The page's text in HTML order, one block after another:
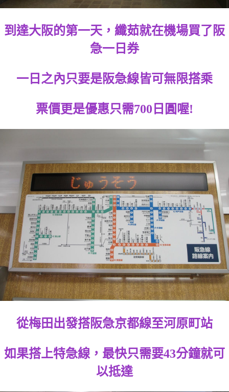
到達大阪的第一天，纖茹就在機場買了阪
急一日券
一日之內只要是阪急線皆可無限搭乘
票價更是優惠只需700日圓喔!
從梅田出發搭阪急京都線至河原町站
如果搭上特急線，最快只需要43分鐘就可
以抵達